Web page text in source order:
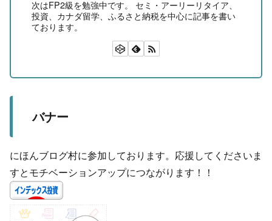
次はFP2級を勉強中です。 セミ・アーリーリタイア、
投資、カナダ留学、ふるさと納税を中心に記事を書い
ております。
バナー
にほんブログ村に参加しております。応援してくださいま
すとモチベーションアップにつながります！！